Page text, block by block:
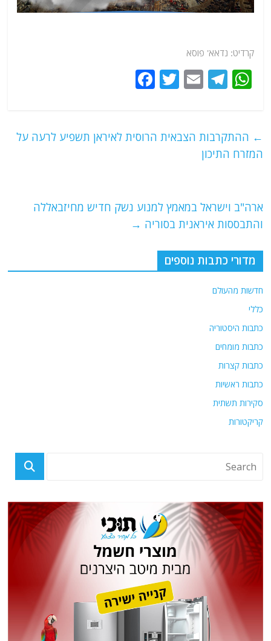
קרדיט: נדאא' פוסא
W
s
A
T
g
ra
E
l
T
er
e
k
← ההתקרבות הצבאית הרוסית לאיראן תשפיע לרעה על
המזרח התיכון
ארה"ב וישראל במאמץ למנוע נשק חדיש מחיזבאללה
והתבססות איראנית בסוריה →
מדורי כתבות נוספים
חדשות מהעולם
כללי
כתבות היסטוריה
כתבות מומחים
כתבות קצרות
כתבות ראשיות
סקירות תשתית
קריקטורות